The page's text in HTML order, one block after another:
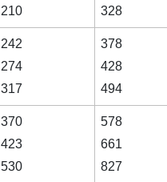
210
328
242
274
317
378
428
494
370
423
530
578
661
827